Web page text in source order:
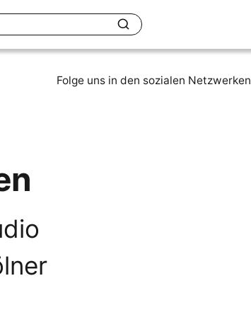
Axel Buether Kontakt
Folge uns in den sozialen Netzwerken